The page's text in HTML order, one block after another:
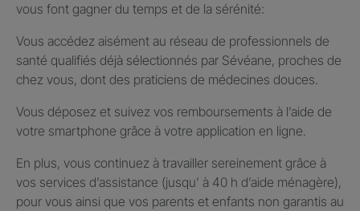
vous font gagner du temps et de la sérénité:
Vous accédez aisément au réseau de professionnels de
santé qualifiés déjà sélectionnés par Sévéane, proches de
chez vous, dont des praticiens de médecines douces.
Vous déposez et suivez vos remboursements à l’aide de
votre smartphone grâce à votre application en ligne.
En plus, vous continuez à travailler sereinement grâce à
vos services d’assistance (jusqu’ à 40 h d’aide ménagère),
pour vous ainsi que vos parents et enfants non garantis au